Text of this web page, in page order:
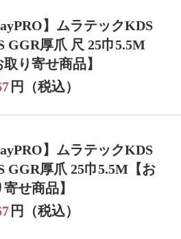
】ムラテックKDS
GGR厚爪 尺 25巾5.5M
取り寄せ商品】
円（税込）
】ムラテックKDS
GGR厚爪 25巾5.5M【お
せ商品】
円（税込）